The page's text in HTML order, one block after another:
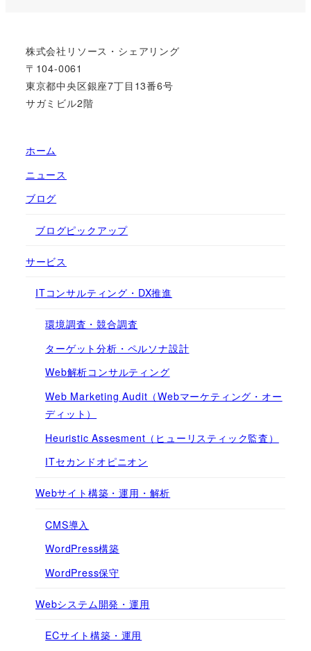
株式会社リソース・シェアリング
〒104-0061
東京都中央区銀座7丁目13番6号
サガミビル2階
ホーム
ニュース
ブログ
ブログピックアップ
サービス
ITコンサルティング・DX推進
環境調査・競合調査
ターゲット分析・ペルソナ設計
Web解析コンサルティング
Web Marketing Audit（Webマーケティング・オー
ディット）
Heuristic Assesment（ヒューリスティック監査）
ITセカンドオピニオン
Webサイト構築・運用・解析
CMS導入
WordPress構築
WordPress保守
Webシステム開発・運用
ECサイト構築・運用